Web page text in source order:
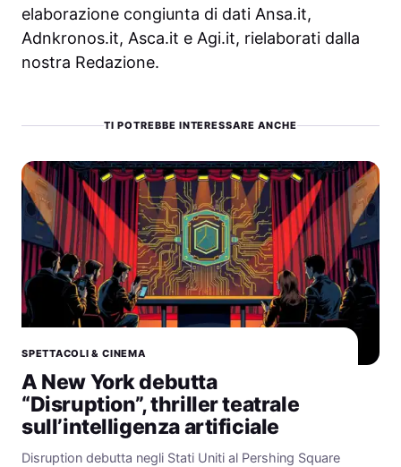
elaborazione congiunta di dati Ansa.it,
Adnkronos.it, Asca.it e Agi.it, rielaborati dalla
nostra Redazione.
TI POTREBBE INTERESSARE ANCHE
SPETTACOLI & CINEMA
A New York debutta
“Disruption”, thriller teatrale
sull’intelligenza artificiale
Disruption debutta negli Stati Uniti al Pershing Square